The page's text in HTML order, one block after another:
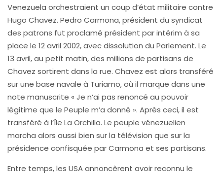
Venezuela orchestraient un coup d’état militaire contre
Hugo Chavez. Pedro Carmona, président du syndicat
des patrons fut proclamé président par intérim à sa
place le 12 avril 2002, avec dissolution du Parlement. Le
13 avril, au petit matin, des millions de partisans de
Chavez sortirent dans la rue. Chavez est alors transféré
sur une base navale à Turiamo, où il marque dans une
note manuscrite « Je n’ai pas renoncé au pouvoir
légitime que le Peuple m’a donné ». Après ceci, il est
transféré à l’Île La Orchilla. Le peuple vénezuelien
marcha alors aussi bien sur la télévision que sur la
présidence confisquée par Carmona et ses partisans.
Entre temps, les USA annoncèrent avoir reconnu le